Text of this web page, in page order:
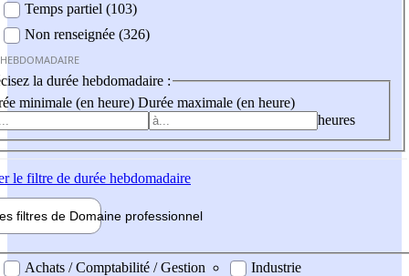
Temps partiel (103)
Non renseignée (326)
la durée hebdomadaire :
minimale (en heure) Durée maximale (en heure)
heures
le filtre de durée hebdomadaire
filtres de Domaine professionnel
professionel
Achats / Comptabilité / Gestion
Industrie